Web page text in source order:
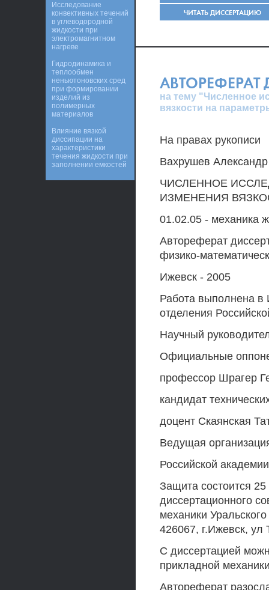
ЧИТАТЬ ДИССЕРТАЦИЮ
АВТОРЕФЕРАТ
на тему "Численное
вязкости на
На правах рукописи
Вахрушев
ЧИСЛЕННОЕ
ИЗМЕНЕНИЯ
01.02.05 - механика
Автореферат
физико-
Ижевск - 2005
Работа выполнена в
отделения
Научный
Официальные
профессор Шрагер
кандидат
доцент Скаянская
Ведущая
Российской
Защита состоится
диссертационного
механики
426067, г.Ижевск, ул
С диссертацией
прикладной
Автореферат
Исследование
конвективных течений
в углеводородной
жидкости при
электромагнитном
нагреве
Гидродинамика и
теплообмен
неньютоновских сред
при формировании
изделий из
полимерных
материалов
Влияние вязкой
диссипации на
характеристики
течения жидкости при
заполнении емкостей